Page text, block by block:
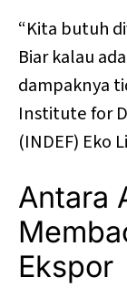
“Kita butuh
Biar kalau
dampaknya
Institute for
(INDEF) Eko
Antara
Ekspor